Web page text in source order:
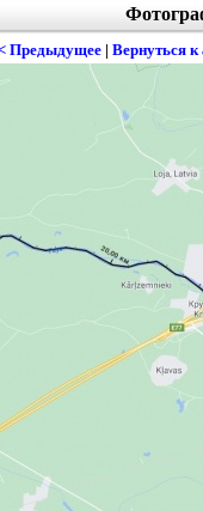
Предыдущее | Вернуться